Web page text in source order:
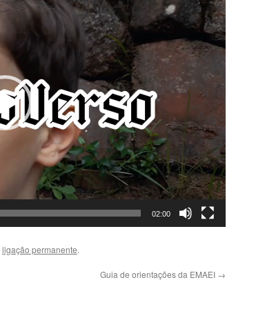
02:00
ligação permanente.
Guia de orientações da EMAEI →